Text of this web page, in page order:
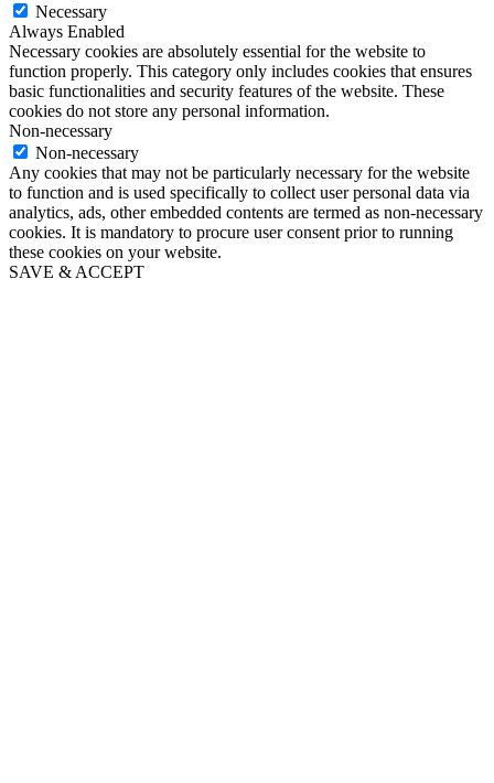
Necessary
Always Enabled
Necessary cookies are absolutely essential for the website to
function properly. This category only includes cookies that ensures
basic functionalities and security features of the website. These
cookies do not store any personal information.
Non-necessary
Non-necessary
Any cookies that may not be particularly necessary for the website
to function and is used specifically to collect user personal data via
analytics, ads, other embedded contents are termed as non-necessary
cookies. It is mandatory to procure user consent prior to running
these cookies on your website.
SAVE & ACCEPT